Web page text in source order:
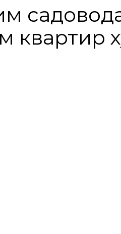
квартир